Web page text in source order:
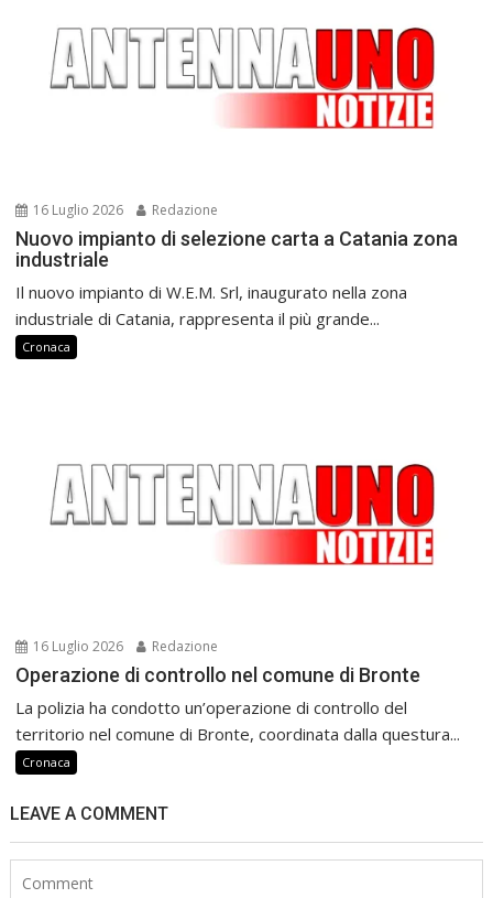
16 Luglio 2026 Redazione
Nuovo impianto di selezione carta a Catania zona
industriale
Il nuovo impianto di W.E.M. Srl, inaugurato nella zona
industriale di Catania, rappresenta il più grande...
Cronaca
16 Luglio 2026 Redazione
Operazione di controllo nel comune di Bronte
La polizia ha condotto un’operazione di controllo del
territorio nel comune di Bronte, coordinata dalla questura...
Cronaca
LEAVE A COMMENT